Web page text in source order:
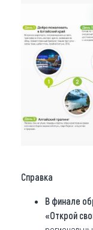
Справка
В финале
«Открой